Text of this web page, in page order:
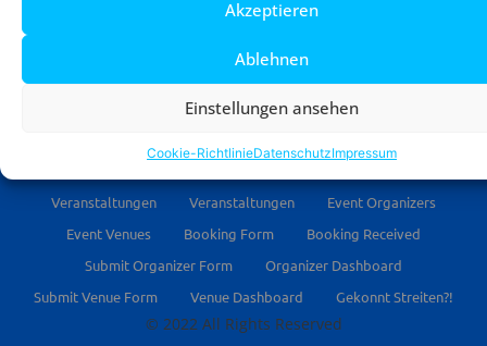
Akzeptieren
Ablehnen
Einstellungen ansehen
Cookie-RichtlinieDatenschutzImpressum
Privatsphäre-Einstellungen ändern
Veranstaltungen
Veranstaltungen
Event Organizers
Event Venues
Booking Form
Booking Received
Submit Organizer Form
Organizer Dashboard
Submit Venue Form
Venue Dashboard Gekonnt Streiten?!
© 2022 All Rights Reserved